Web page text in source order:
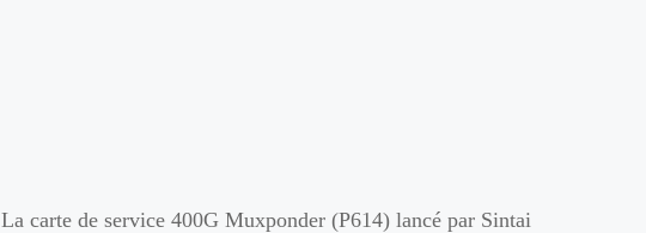
La carte de service 400G Muxponder (P614) lancé par Sintai